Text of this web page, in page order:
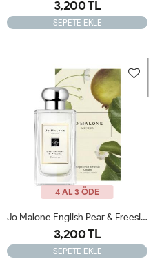
3,200 TL
SEPETE EKLE
4 AL 3 ÖDE
Jo Malone English Pear & Freesia 100ml Kadın Parfüm Orjinal JLT
3,200 TL
SEPETE EKLE